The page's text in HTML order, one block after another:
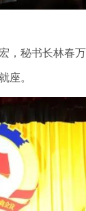
秘书长林春万
座。